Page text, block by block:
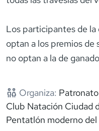
Los participantes de
optan a los premios de
no optan a la de
Organiza:
Club Natación Ciudad
Pentatlón moderno